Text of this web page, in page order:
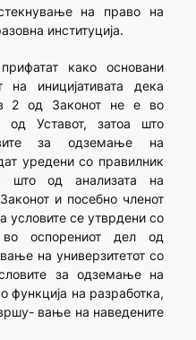
на право на
институција.
како основани
на иницијативата дека
2 од Законот не е во
од Уставот, затоа што
за одземање на
уредени со правилник
што од анализата на
и посебно членот
условите се утврдени со
оспорениот дел од
на универзитетот со
за одземање на
функција на разработка,
вање на наведените